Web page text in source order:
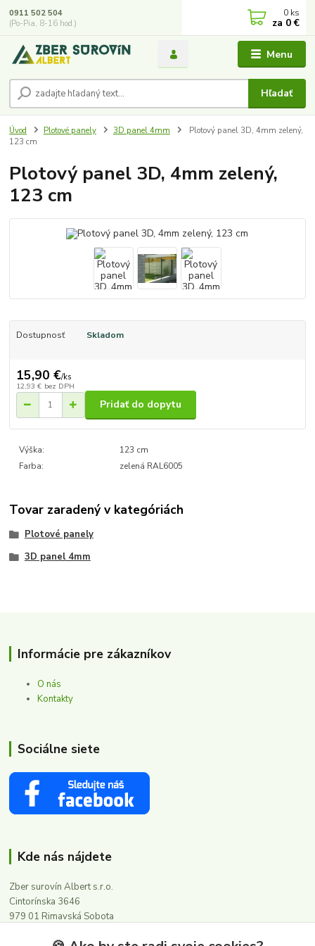
Menu
Hľadať
0911 502 504
(Po-Pia, 8-16 hod.)
0 ks
za 0 €
Úvod Plotové panely 3D panel 4mm
Plotový panel 3D, 4mm zelený,
123 cm
Plotový panel 3D, 4mm zelený,
123 cm
Dostupnosť Skladom
15,90 €/ks
12,93 € bez DPH
Pridať do dopytu
Výška:
123 cm
Farba:
zelená RAL6005
Tovar zaradený v kategóriách
Plotové panely
3D panel 4mm
Informácie pre zákazníkov
O nás
Kontakty
Sociálne siete
Kde nás nájdete
Zber surovín Albert s.r.o.
Cintorínska 3646
979 01 Rimavská Sobota